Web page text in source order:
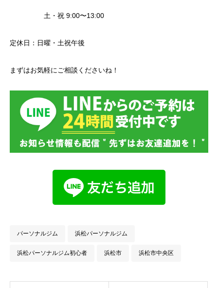
土・祝 9:00〜13:00
定休日：日曜・土祝午後
まずはお気軽にご相談くださいね！
パーソナルジム 浜松パーソナルジム
浜松パーソナルジム初心者 浜松市 浜松市中央区